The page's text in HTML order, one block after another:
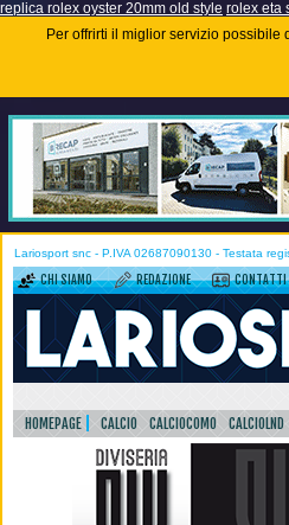
replica rolex oyster 20mm old style rolex eta
Per offrirti il miglior servizio
Lariosport snc - P.IVA 02687090130 - Testata
CHI SIAMO REDAZIONE CONTATTI
HOMEPAGE CALCIO CALCIOCOMO CALCIOLND